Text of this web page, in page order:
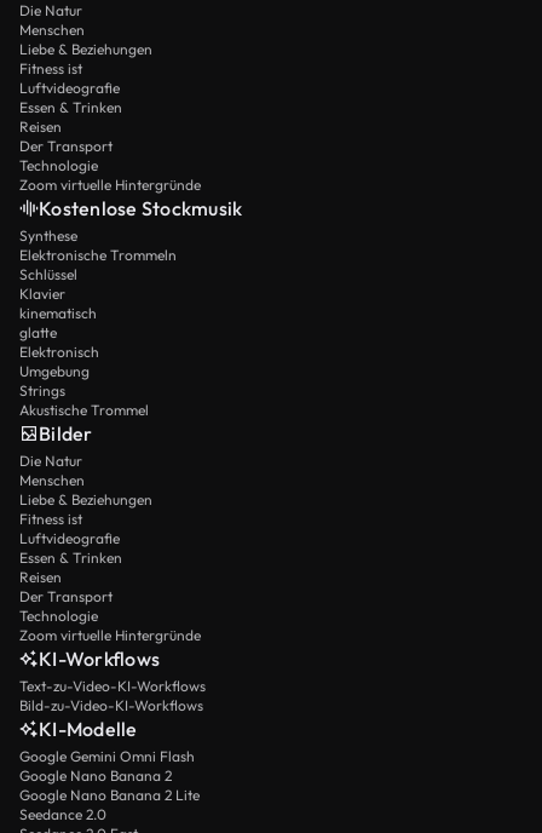
Die Natur
Menschen
Liebe & Beziehungen
Fitness ist
Luftvideografie
Essen & Trinken
Reisen
Der Transport
Technologie
Zoom virtuelle Hintergründe
Kostenlose Stockmusik
Synthese
Elektronische Trommeln
Schlüssel
Klavier
kinematisch
glatte
Elektronisch
Umgebung
Strings
Akustische Trommel
Bilder
Die Natur
Menschen
Liebe & Beziehungen
Fitness ist
Luftvideografie
Essen & Trinken
Reisen
Der Transport
Technologie
Zoom virtuelle Hintergründe
KI-Workflows
Text-zu-Video-KI-Workflows
Bild-zu-Video-KI-Workflows
KI-Modelle
Google Gemini Omni Flash
Google Nano Banana 2
Google Nano Banana 2 Lite
Seedance 2.0